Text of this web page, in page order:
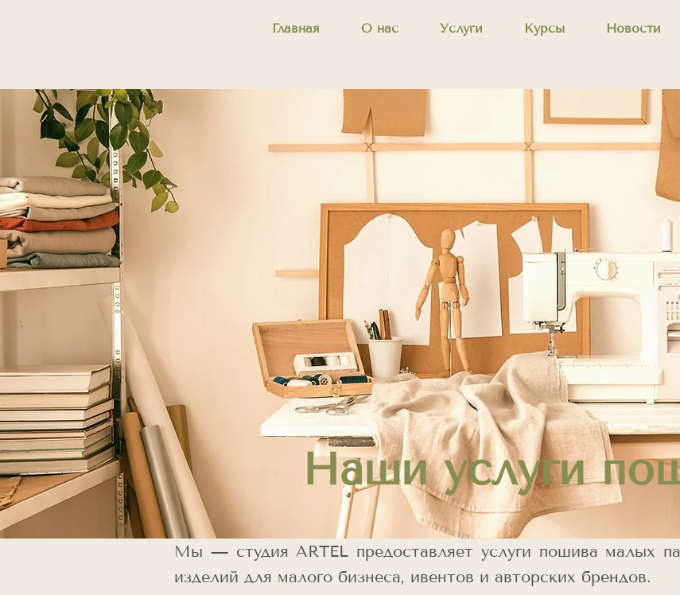
Главная О нас Услуги Курсы Новости
Наши услуги
Мы — студия ARTEL предоставляет услуги пошива малых
изделий для малого бизнеса, ивентов и авторских брендов.